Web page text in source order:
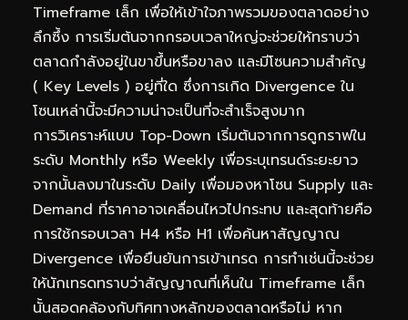
Timeframe เล็ก เพื่อให้เข้าใจภาพรวมของตลาดอย่าง
ลึกซึ้ง การเริ่มต้นจากกรอบเวลาใหญ่จะช่วยให้ทราบว่า
ตลาดกำลังอยู่ในขาขึ้นหรือขาลง และมีโซนความสำคัญ
( Key Levels ) อยู่ที่ใด ซึ่งการเกิด Divergence ใน
โซนเหล่านี้จะมีความน่าจะเป็นที่จะสำเร็จสูงมาก
การวิเคราะห์แบบ Top-Down เริ่มต้นจากการดูกราฟใน
ระดับ Monthly หรือ Weekly เพื่อระบุเทรนด์ระยะยาว
จากนั้นลงมาในระดับ Daily เพื่อมองหาโซน Supply และ
Demand ที่ราคาอาจเคลื่อนไหวไปกระทบ และสุดท้ายคือ
การใช้กรอบเวลา H4 หรือ H1 เพื่อค้นหาสัญญาณ
Divergence เพื่อยืนยันการเข้าเทรด การทำเช่นนี้จะช่วย
ให้นักเทรดทราบว่าสัญญาณที่เห็นใน Timeframe เล็ก
นั้นสอดคล้องกับทิศทางหลักของตลาดหรือไม่ หาก